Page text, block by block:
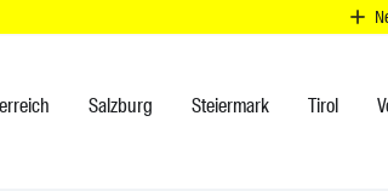
Salzburg Steiermark Tirol